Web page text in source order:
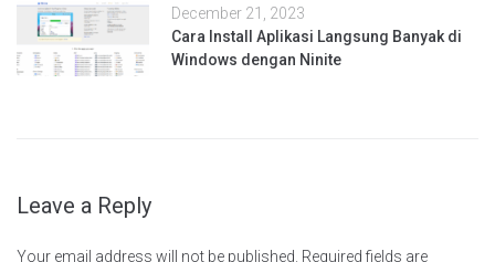
December 21, 2023
Cara Install Aplikasi Langsung Banyak di
Windows dengan Ninite
Leave a Reply
Your email address will not be published. Required fields are